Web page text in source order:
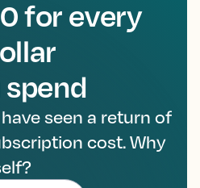
for every
seen a return of
cost. Why